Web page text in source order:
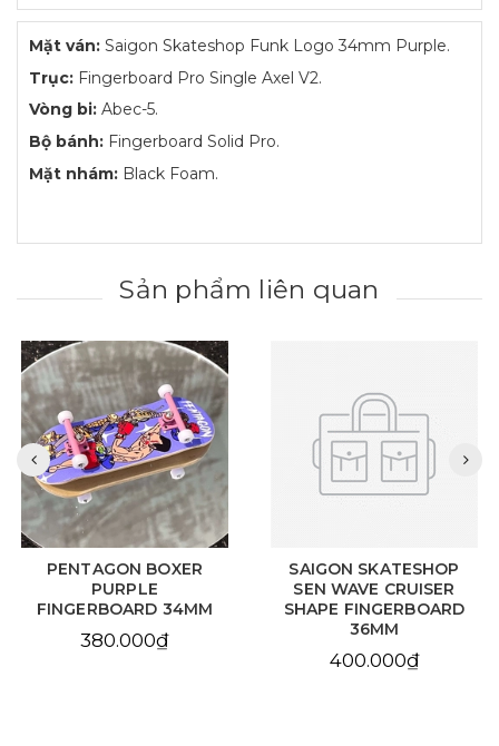
Mặt ván: Saigon Skateshop Funk Logo 34mm Purple.
Trục: Fingerboard Pro Single Axel V2.
Vòng bi: Abec-5.
Bộ bánh: Fingerboard Solid Pro.
Mặt nhám: Black Foam.
Sản phẩm liên quan
PENTAGON BOXER
PURPLE
FINGERBOARD 34MM
380.000₫
SAIGON SKATESHOP
SEN WAVE CRUISER
SHAPE FINGERBOARD
36MM
400.000₫